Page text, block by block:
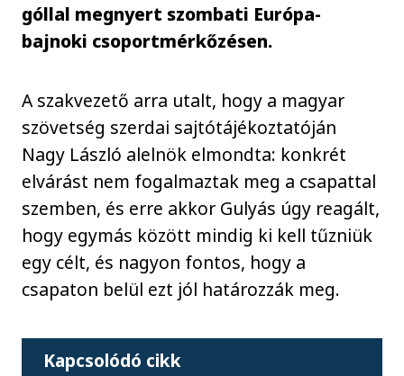
góllal megnyert szombati Európa-
bajnoki csoportmérkőzésen.
A szakvezető arra utalt, hogy a magyar
szövetség szerdai sajtótájékoztatóján
Nagy László alelnök elmondta: konkrét
elvárást nem fogalmaztak meg a csapattal
szemben, és erre akkor Gulyás úgy reagált,
hogy egymás között mindig ki kell tűzniük
egy célt, és nagyon fontos, hogy a
csapaton belül ezt jól határozzák meg.
Kapcsolódó cikk